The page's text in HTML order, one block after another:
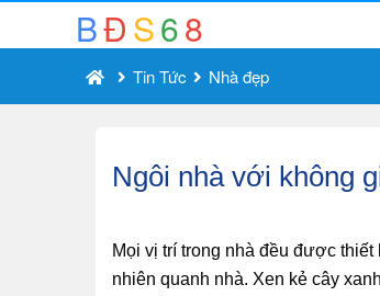
BĐS68
Tin Tức Nhà đẹp
Ngôi nhà với không
Mọi vị trí trong nhà đều được
nhiên quanh nhà. Xen kẻ cây